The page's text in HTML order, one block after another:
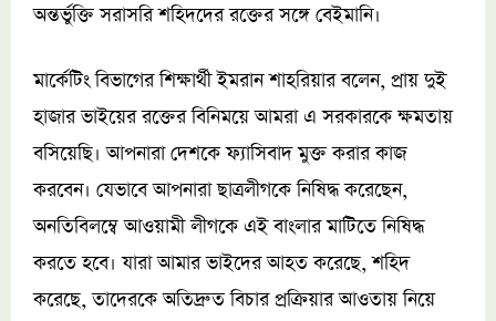
অন্তর্ভুক্তি সরাসরি শহিদদের রক্তের সঙ্গে বেইমানি।
মার্কেটিং বিভাগের শিক্ষার্থী ইমরান শাহরিয়ার বলেন, প্রায় দুই
হাজার ভাইয়ের রক্তের বিনিময়ে আমরা এ সরকারকে ক্ষমতায়
বসিয়েছি। আপনারা দেশকে ফ্যাসিবাদ মুক্ত করার কাজ
করবেন। যেভাবে আপনারা ছাত্রলীগকে নিষিদ্ধ করেছেন,
অনতিবিলম্বে আওয়ামী লীগকে এই বাংলার মাটিতে নিষিদ্ধ
করতে হবে। যারা আমার ভাইদের আহত করেছে, শহিদ
করেছে, তাদেরকে অতিদ্রুত বিচার প্রক্রিয়ার আওতায় নিয়ে